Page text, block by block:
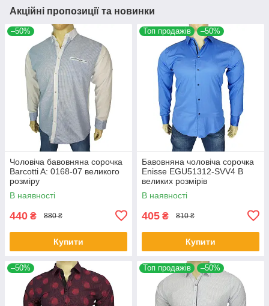
Акційні пропозиції та новинки
–50%
Чоловіча бавовняна сорочка
Barcotti A: 0168-07 великого
розміру
В наявності
440 ₴ 880 ₴
Купити
Топ продажів –50%
Бавовняна чоловіча сорочка
Еnisse EGU51312-SVV4 B
великих розмірів
В наявності
405 ₴ 810 ₴
Купити
–50% Топ продажів –50%